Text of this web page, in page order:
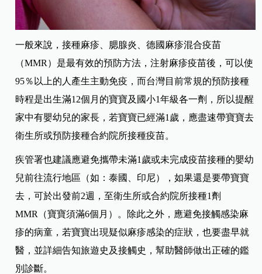
一般來說，接種麻疹、腮腺炎、德國麻疹混合疫苗
（MMR）是最有效的預防方法，注射麻疹疫苗後，可以使
95％以上的人產生主動免疫，而台灣目前常規的預防接種
時程是出生滿12個月的寶寶及國小1年級各一劑，所以提醒
家中有嬰幼兒的家長，若寶寶已經滿1歲，應盡速帶寶寶去
衛生所或預防接種合約院所接種疫苗。
疾管署也建議應避免攜帶未滿1歲或未完成疫苗接種的嬰幼
兒前往流行地區（如：泰國、印尼），如果還是要帶寶寶
去，可於出發前2週，至衛生所或合約院所接種1劑
MMR（寶寶須滿6個月）。除此之外，應避免接觸感染麻
疹的病童，若寶寶出現疑似麻疹感染的症狀，也要盡早就
醫，並詳細告知旅遊史及接觸史，幫助醫師做出正確的鑑
別診斷。